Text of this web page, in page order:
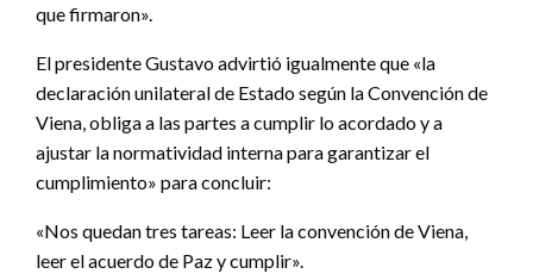
que firmaron».
El presidente Gustavo advirtió igualmente que «la
declaración unilateral de Estado según la Convención de
Viena, obliga a las partes a cumplir lo acordado y a
ajustar la normatividad interna para garantizar el
cumplimiento» para concluir:
«Nos quedan tres tareas: Leer la convención de Viena,
leer el acuerdo de Paz y cumplir».